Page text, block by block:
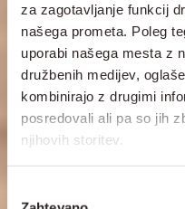
za zagotavljanje funkcij
našega prometa. Poleg
uporabi našega mesta z
družbenih medijev,
kombinirajo z drugimi
posredovali ali pa so jih
njihovih storitev.